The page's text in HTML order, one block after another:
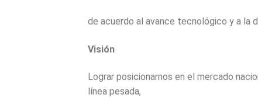
de acuerdo al avance tecnológico y a la
Visión
Lograr posicionarnos en el mercado
línea pesada,